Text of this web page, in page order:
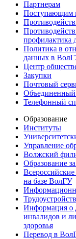
Партнерам
Поступающим
профилактика
Политика в
данных в
Центр
Закупки
Почтовый
Объединенный
Телефонный
Образование
Институты
Управление
Волжский
Образование
на базе ВолГУ
Информация о
инвалидов и
здоровья
Перевод в